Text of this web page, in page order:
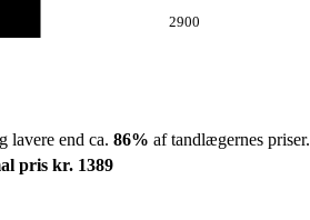
2900
lavere end ca. 86% af tandlægernes priser.
pris kr. 1389